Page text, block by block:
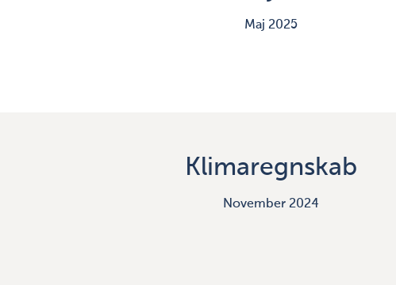
Maj 2025
Klimaregnskab
November 2024